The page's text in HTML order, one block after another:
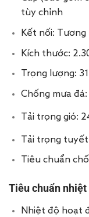
tùy chỉnh
Kết nối:
Kích thước:
Trọng lượng:
Chống mưa
Tải trọng gió:
Tải trọng
Tiêu chuẩn
Tiêu chuẩn nhiệt
Nhiệt độ hoạt